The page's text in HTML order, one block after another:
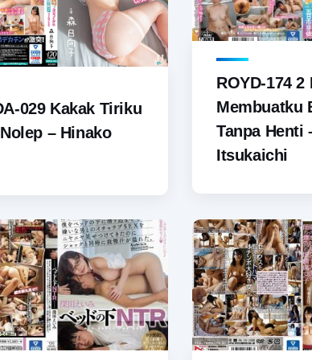
029 Kakak Tiriku
– Hinako
ROYD-174 2
Membuatku
Tanpa Henti
Itsukaichi